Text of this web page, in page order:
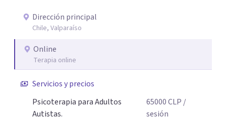
que "enmascarar" tu identidad por años, mi trabajo está
profundamente basado en la comprensión del Trauma
Complejo y la subjetividad (Psicoterapia Lacaniana). No
se trata solo de herramientas, sino de sanar la raíz del
agotamiento. Modalidad: Atención 100% Online (Video o
Solo Voz, tú eliges). La comodidad de tu propio espacio es
un camino de sanación profunda, nos encontramos. Gran
Dirección principal
Chile, Valparaíso
Online
Terapia online
Servicios y precios
Psicoterapia para Adultos
Autistas.
65000CLP /
sesión